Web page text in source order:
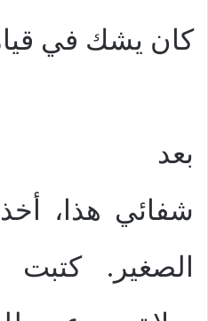
كان يشك في
بعد
شفائي هذا،
الصغير.